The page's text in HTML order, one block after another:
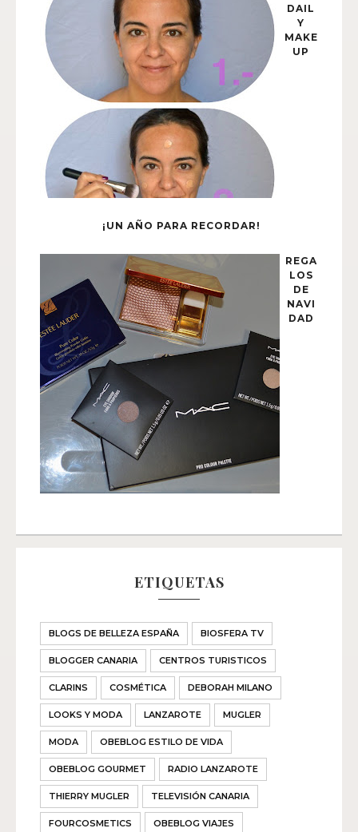
DAIL
Y
MAKE
UP
¡UN AÑO PARA RECORDAR!
REGA
LOS
DE
NAVI
DAD
ETIQUETAS
BLOGS DE BELLEZA ESPAÑA BIOSFERA TV
BLOGGER CANARIA CENTROS TURISTICOS
CLARINS COSMÉTICA DEBORAH MILANO
LOOKS Y MODA LANZAROTE MUGLER
MODA OBEBLOG ESTILO DE VIDA
OBEBLOG GOURMET RADIO LANZAROTE
THIERRY MUGLER TELEVISIÓN CANARIA
FOURCOSMETICS OBEBLOG VIAJES